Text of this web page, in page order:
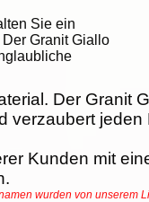
Sie ein
Granit Giallo
Der Granit
verzaubert jeden
Kunden mit
wurden von unserem